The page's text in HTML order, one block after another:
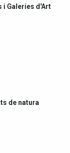
i Galeries d'Art
de natura